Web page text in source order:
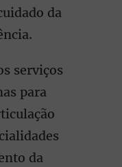
da
serviços
para
da